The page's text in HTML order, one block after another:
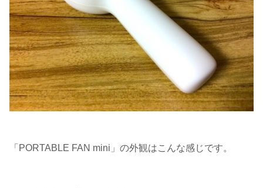
「PORTABLE FAN mini」の外観はこんな感じです。